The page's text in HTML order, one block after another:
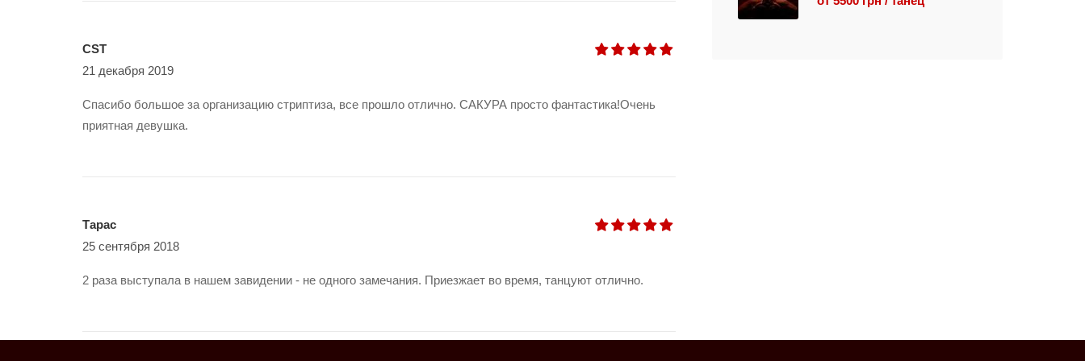
СST
21 декабря 2019
Спасибо большое за организацию стриптиза, все прошло отлично. САКУРА просто фантастика!Очень
приятная девушка.
Тарас
25 сентября 2018
2 раза выступала в нашем завидении - не одного замечания. Приезжает во время, танцуют отлично.